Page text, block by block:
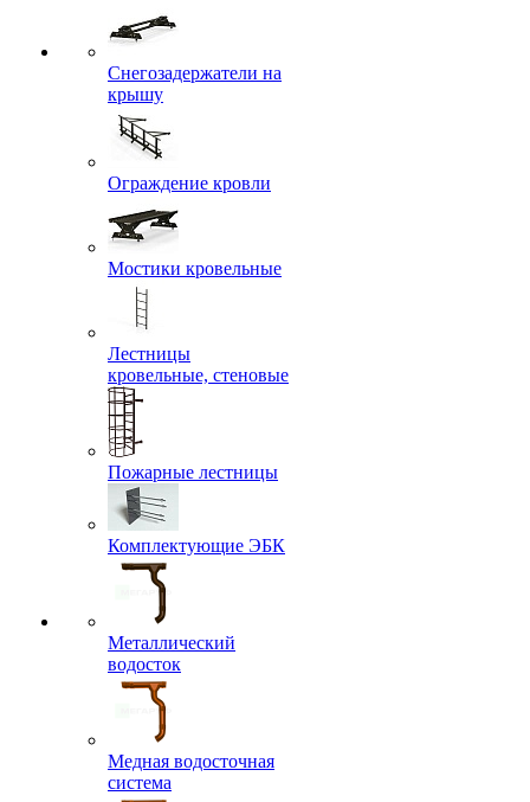
Снегозадержатели на
крышу
Ограждение кровли
Мостики кровельные
Лестницы
кровельные, стеновые
Пожарные лестницы
Комплектующие ЭБК
Металлический
водосток
Медная водосточная
система